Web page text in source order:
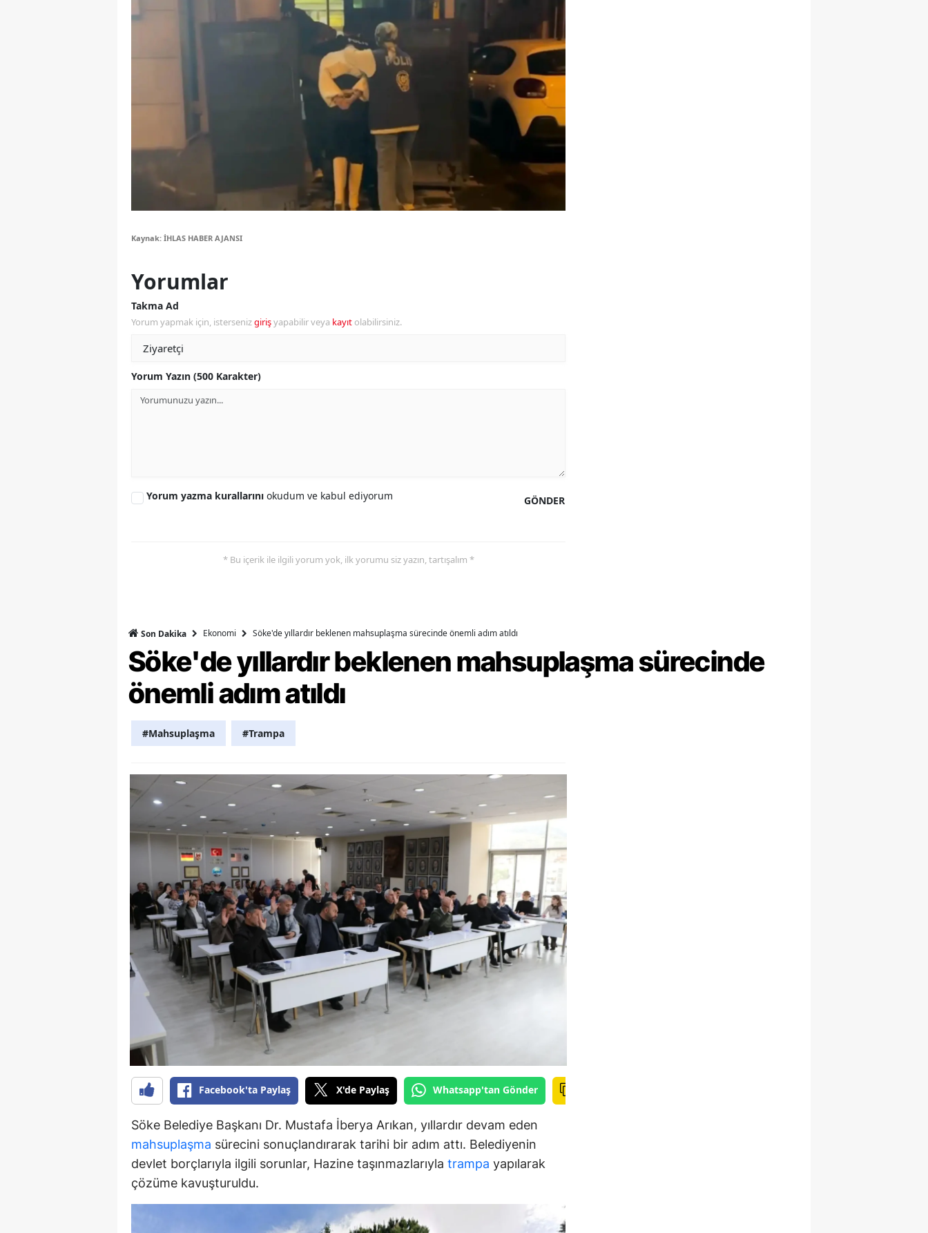
Malatya
Manisa
Kahramanmaraş
Mardin
Muş
Nevşehir
Niğde
Samsun
Trabzon
Şanlıurfa
Yozgat
Zonguldak
Aksaray
Kırıkkale
Batman
Şırnak
Bartın
Ardahan
Iğdır
Yalova
Karabük
Kilis
Osmaniye
Düzce
Kaynak: İHLAS HABER AJANSI
Yorumlar
Takma Ad
Yorum yapmak için, istersenizgirişyapabilir veya kayıt olabilirsiniz.
Yorum Yazın (500 Karakter)
GÖNDER
Yorum yazma kurallarını okudum ve kabul ediyorum
* Bu içerik ile ilgili yorum yok, ilk yorumu siz yazın, tartışalım *
Son Dakika Ekonomi Söke'de yıllardır beklenen mahsuplaşma sürecinde önemli adım atıldı
Söke'de yıllardır beklenen mahsuplaşma sürecinde
önemli adım atıldı
#Mahsuplaşma #Trampa
Facebook'ta Paylaş X'de Paylaş Whatsapp'tan Gönder
Söke Belediye Başkanı Dr. Mustafa İberya Arıkan, yıllardır devam eden
mahsuplaşma sürecini sonuçlandırarak tarihi bir adım attı. Belediyenin
devlet borçlarıyla ilgili sorunlar, Hazine taşınmazlarıyla trampa yapılarak
çözüme kavuşturuldu.